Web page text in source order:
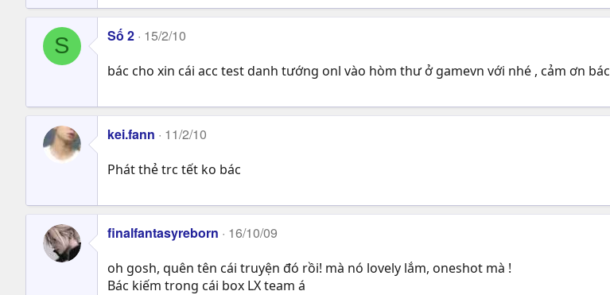
S Số 2 15/2/10
bác cho xin cái acc test danh tướng onl vào hòm thư ở gamevn với nhé , cảm ơn bác
kei.fann 11/2/10
Phát thẻ trc tết ko bác
finalfantasyreborn 16/10/09
oh gosh, quên tên cái truyện đó rồi! mà nó lovely lắm, oneshot mà !
Bác kiếm trong cái box LX team á